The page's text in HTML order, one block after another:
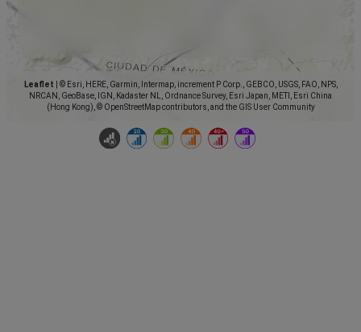
Leaflet
© Esri, HERE, Garmin, Intermap, increment P Corp., GEBCO, USGS, FAO, NPS,
NRCAN, GeoBase, IGN, Kadaster NL, Ordnance Survey, Esri Japan, METI, Esri China
(Hong Kong), © OpenStreetMap contributors, and the GIS User Community